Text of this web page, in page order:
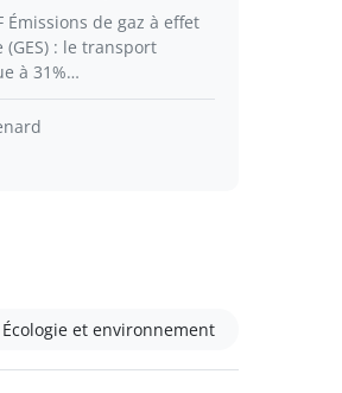
Émissions de gaz à effet
(GES) : le transport
à 31%…
Écologie et environnement